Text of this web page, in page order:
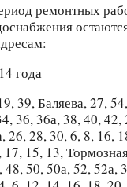
ремонтных
года
39, Баляева, 27,
36, 36а, 38, 40, 42,
26, 28, 30, 6, 8, 16,
17, 15, 13,
50, 50а, 52, 52а,